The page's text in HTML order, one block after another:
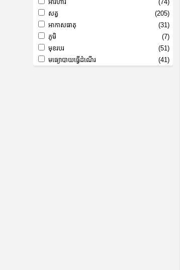
(74)
អារហារ
(205)
សត្វ
(31)
អាកាសធាតុ
(7)
ភូមិ
(51)
មុខរបរ
(41)
មធ្យោបាយធ្វើដំណើរ